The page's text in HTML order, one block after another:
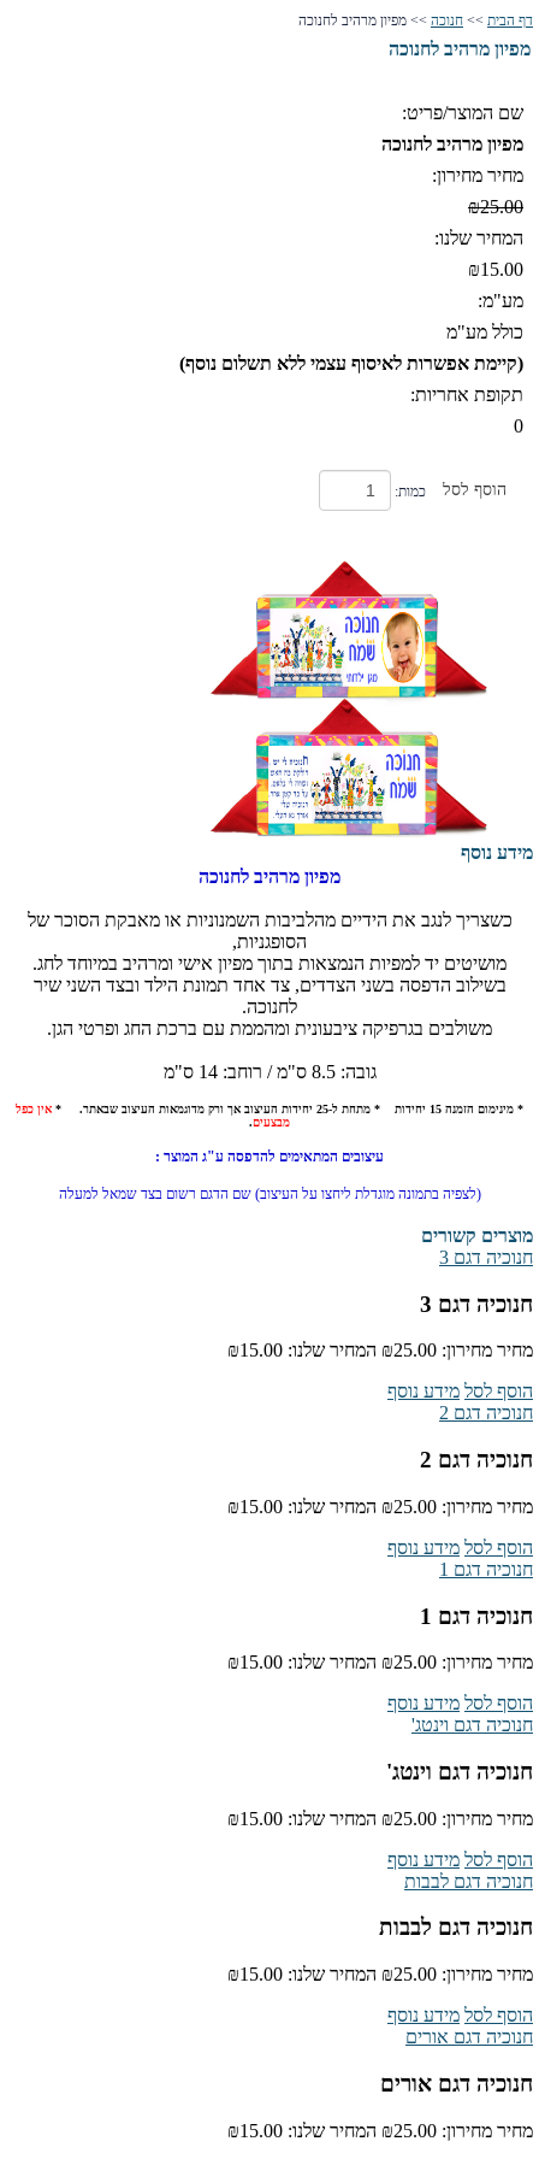
דף הבית >> חנוכה >> מפיון מרהיב לחנוכה
מפיון מרהיב לחנוכה
שם המוצר/פריט:
מפיון מרהיב לחנוכה
מחיר מחירון:
₪25.00
המחיר שלנו:
₪15.00
מע"מ:
כולל מע"מ
(קיימת אפשרות לאיסוף עצמי ללא תשלום נוסף)
תקופת אחריות:
0
הוסף לסל כמות:
מידע נוסף
מפיון מרהיב לחנוכה
כשצריך לנגב את הידיים מהלביבות השמנוניות או מאבקת הסוכר של
הסופגניות,
מושיטים יד למפיות הנמצאות בתוך מפיון אישי ומרהיב במיוחד לחג.
בשילוב הדפסה בשני הצדדים, צד אחד תמונת הילד ובצד השני שיר
לחנוכה.
משולבים בגרפיקה ציבעונית ומהממת עם ברכת החג ופרטי הגן.
גובה: 8.5 ס"מ / רוחב: 14 ס"מ
* מינימום הזמנה 15 יחידות * מתחת ל-25 יחידות העיצוב אך ורק מדוגמאות העיצוב שבאתר. *
אין כפל
מבצעים.
עיצובים המתאימים להדפסה ע"ג המוצר :
(לצפיה בתמונה מוגדלת ליחצו על העיצוב) שם הדגם רשום בצד שמאל למעלה
מוצרים קשורים
חנוכיה דגם 3
חנוכיה דגם 3
מחיר מחירון: ₪25.00 המחיר שלנו: ₪15.00
הוסף לסל מידע נוסף
חנוכיה דגם 2
חנוכיה דגם 2
מחיר מחירון: ₪25.00 המחיר שלנו: ₪15.00
הוסף לסל מידע נוסף
חנוכיה דגם 1
חנוכיה דגם 1
מחיר מחירון: ₪25.00 המחיר שלנו: ₪15.00
הוסף לסל מידע נוסף
חנוכיה דגם וינטג'
חנוכיה דגם וינטג'
מחיר מחירון: ₪25.00 המחיר שלנו: ₪15.00
הוסף לסל מידע נוסף
חנוכיה דגם לבבות
חנוכיה דגם לבבות
מחיר מחירון: ₪25.00 המחיר שלנו: ₪15.00
הוסף לסל מידע נוסף
חנוכיה דגם אורים
חנוכיה דגם אורים
מחיר מחירון: ₪25.00 המחיר שלנו: ₪15.00